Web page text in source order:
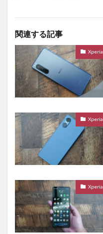
関連する記事
Xperia
Xperia
Xperia